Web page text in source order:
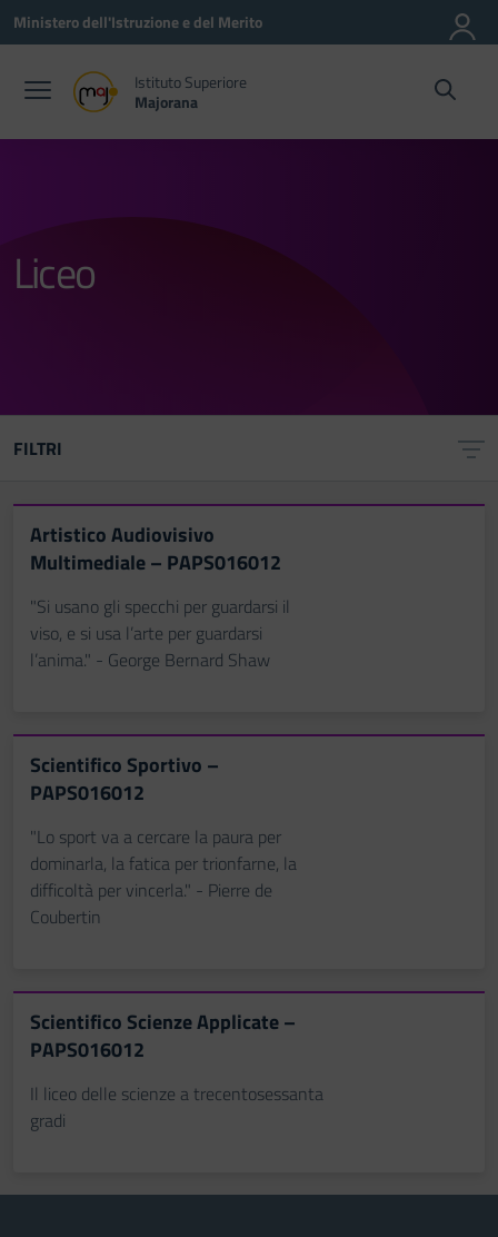
Vai ai contenuti
Vai al menu di navigazione
Vai al footer
Ministero dell'Istruzione e del Merito
Istituto Superiore
Majorana
Liceo
FILTRI
Artistico Audiovisivo
Multimediale – PAPS016012
"Si usano gli specchi per guardarsi il
viso, e si usa l’arte per guardarsi
l’anima." - George Bernard Shaw
Scientifico Sportivo –
PAPS016012
"Lo sport va a cercare la paura per
dominarla, la fatica per trionfarne, la
difficoltà per vincerla." - Pierre de
Coubertin
Scientifico Scienze Applicate –
PAPS016012
Il liceo delle scienze a trecentosessanta
gradi